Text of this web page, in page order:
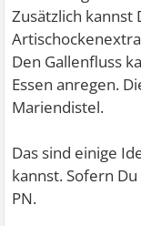
Zusätzlich kannst
Den Gallenfluss
Essen anregen.
Mariendistel.
Das sind einige
kannst. Sofern
PN.